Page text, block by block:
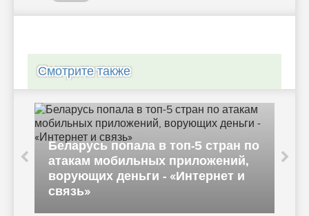
Смотрите также
Беларусь попала в топ-5 стран по
атакам мобильных приложений,
ворующих деньги - «Интернет и
связь»